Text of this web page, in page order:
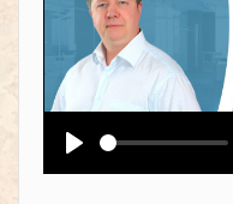
Воспроизвести